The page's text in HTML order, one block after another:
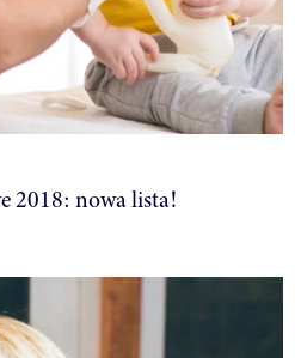
2018: nowa lista!